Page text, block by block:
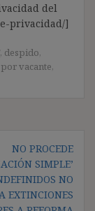
del
privacidad/]
, despido,
vacante,
NO PROCEDE
SIMPLE’
NO
EXTINCIONES